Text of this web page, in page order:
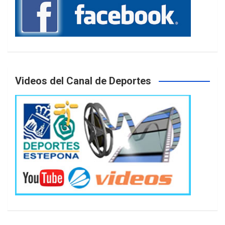
Videos del Canal de Deportes